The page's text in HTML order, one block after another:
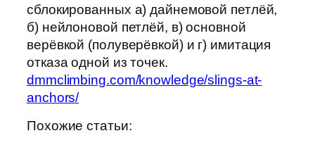
сблокированных а) дайнемовой петлёй,
б) нейлоновой петлёй, в) основной
верёвкой (полуверёвкой) и г) имитация
отказа одной из точек.
dmmclimbing.com/knowledge/slings-at-
anchors/
Похожие статьи: